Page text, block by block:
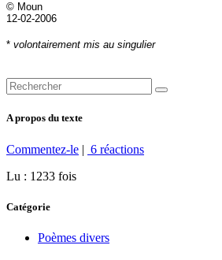
© Moun
12-02-2006
* volontairement mis au singulier
A propos du texte
Commentez-le | 6 réactions
Lu : 1233 fois
Catégorie
Poèmes divers